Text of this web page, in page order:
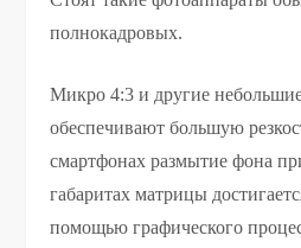
полнокадровых.
Микро 4:3 и другие
обеспечивают большую
смартфонах размытие фона
габаритах матрицы
помощью графического